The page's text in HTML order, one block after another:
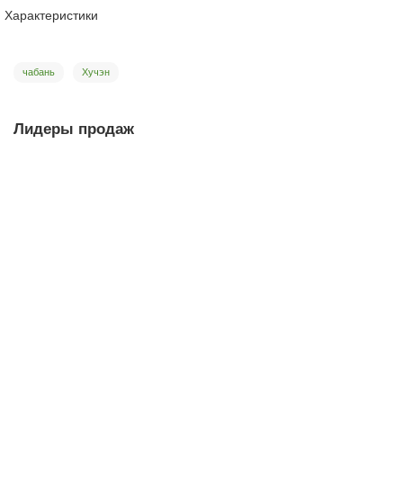
Характеристики
чабань Хучэн
Лидеры продаж